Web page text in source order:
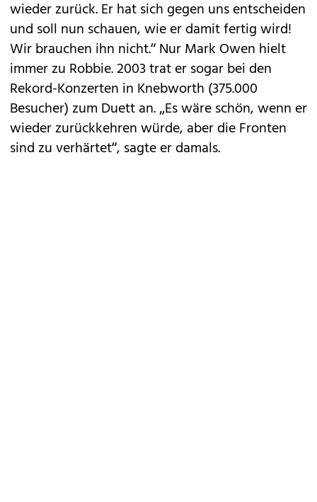
wieder zurück. Er hat sich gegen uns entscheiden
und soll nun schauen, wie er damit fertig wird!
Wir brauchen ihn nicht.“ Nur Mark Owen hielt
immer zu Robbie. 2003 trat er sogar bei den
Rekord-Konzerten in Knebworth (375.000
Besucher) zum Duett an. „Es wäre schön, wenn er
wieder zurückkehren würde, aber die Fronten
sind zu verhärtet“, sagte er damals.